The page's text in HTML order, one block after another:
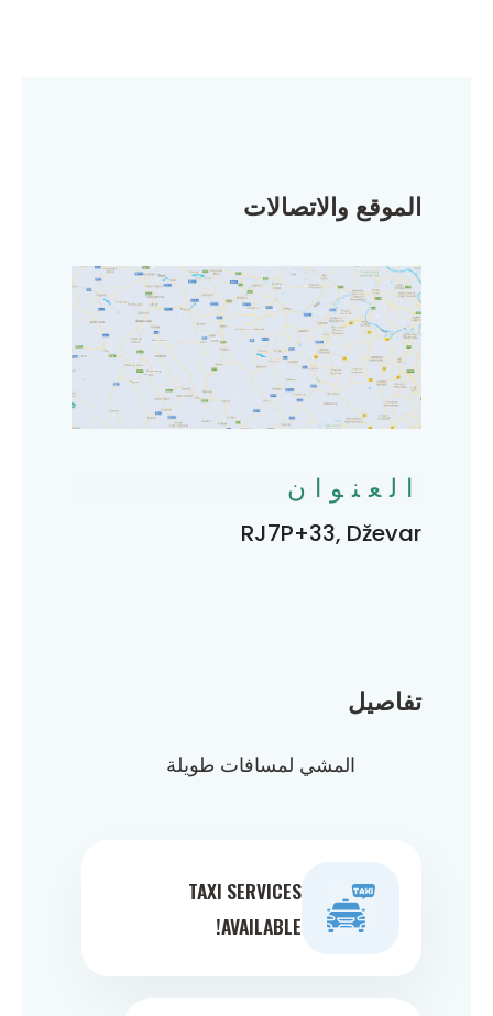
تفاصيل
المشي لمسافات طويلة
TAXI SERVICES
AVAILABLE!
الموقع والاتصالات
العنوان
RJ7P+33, Dževar